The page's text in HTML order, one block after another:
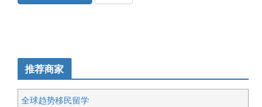
推荐商家
全球趋势移民留学